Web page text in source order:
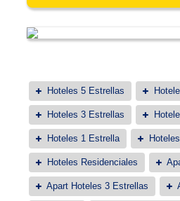
Hoteles 5 Estrellas
Hoteles 3 Estrellas
Hoteles 1 Estrella
Hoteles Residenciales
Apart Hoteles 3 Estrellas